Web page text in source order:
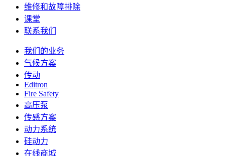
维修和故障排除
课堂
联系我们
我们的业务
气候方案
传动
Editron
Fire Safety
高压泵
传感方案
动力系统
硅动力
在线商城